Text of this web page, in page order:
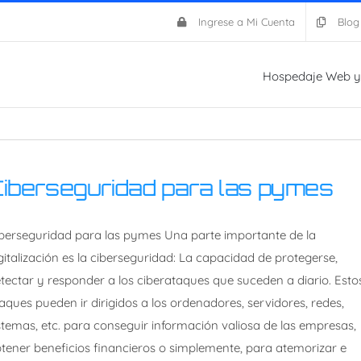
Ingrese a Mi Cuenta Blog
Hospedaje Web
para las pymes
para las pymes Una parte importante de la
es la ciberseguridad: La capacidad de protegerse,
y responder a los ciberataques que suceden a diario.
pueden ir dirigidos a los ordenadores, servidores, redes,
etc. para conseguir información valiosa de las empresas,
beneficios financieros o simplemente, para atemorizar e